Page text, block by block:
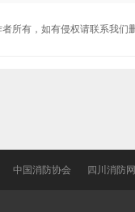
所有，如有侵权请联系我
中国消防协会 四川消防网